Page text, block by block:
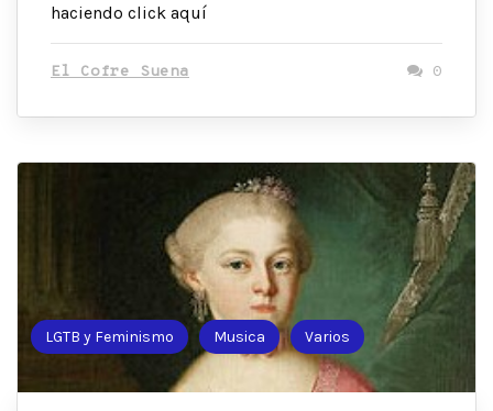
haciendo click aquí
El Cofre Suena 0
LGTB y Feminismo Musica Varios